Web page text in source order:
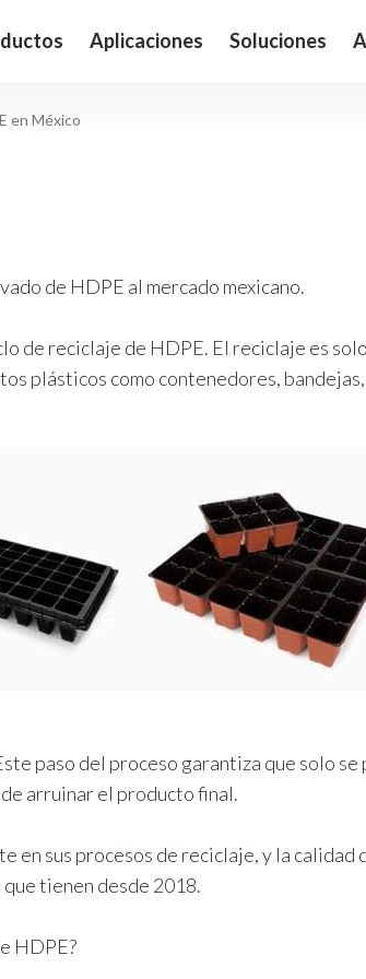
Aplicaciones Soluciones
en México
de HDPE al mercado mexicano.
de reciclaje de HDPE. El reciclaje es
plásticos como contenedores,
paso del proceso garantiza que solo
arruinar el producto final.
en sus procesos de reciclaje, y la calidad
tienen desde 2018.
HDPE?